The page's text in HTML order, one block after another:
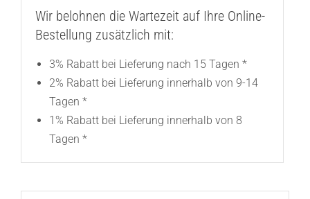
Wir belohnen die Wartezeit auf Ihre Online-
Bestellung zusätzlich mit:
3% Rabatt bei Lieferung nach 15 Tagen *
2% Rabatt bei Lieferung innerhalb von 9-14
Tagen *
1% Rabatt bei Lieferung innerhalb von 8
Tagen *